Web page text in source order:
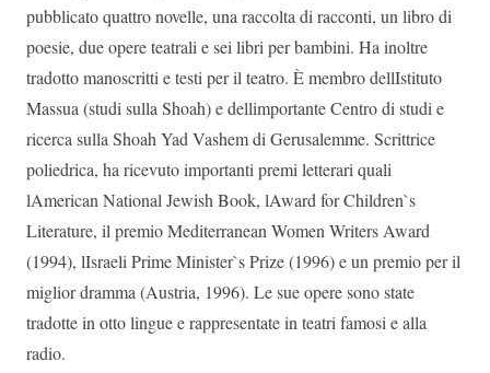
pubblicato quattro novelle, una raccolta di racconti, un libro di
poesie, due opere teatrali e sei libri per bambini. Ha inoltre
tradotto manoscritti e testi per il teatro. È membro dellIstituto
Massua (studi sulla Shoah) e dellimportante Centro di studi e
ricerca sulla Shoah Yad Vashem di Gerusalemme. Scrittrice
poliedrica, ha ricevuto importanti premi letterari quali
lAmerican National Jewish Book, lAward for Children`s
Literature, il premio Mediterranean Women Writers Award
(1994), lIsraeli Prime Minister`s Prize (1996) e un premio per il
miglior dramma (Austria, 1996). Le sue opere sono state
tradotte in otto lingue e rappresentate in teatri famosi e alla
radio.